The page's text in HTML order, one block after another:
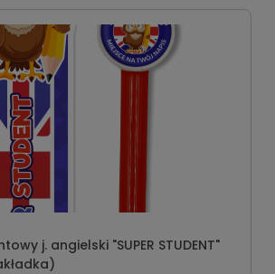
j. angielski "SUPER STUDENT"